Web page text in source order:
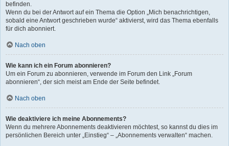
befinden.
Wenn du bei der Antwort auf ein Thema die Option „Mich benachrichtigen,
sobald eine Antwort geschrieben wurde“ aktivierst, wird das Thema ebenfalls
für dich abonniert.
Nach oben
Wie kann ich ein Forum abonnieren?
Um ein Forum zu abonnieren, verwende im Forum den Link „Forum
abonnieren“, der sich meist am Ende der Seite befindet.
Nach oben
Wie deaktiviere ich meine Abonnements?
Wenn du mehrere Abonnements deaktivieren möchtest, so kannst du dies im
persönlichen Bereich unter „Einstieg“ – „Abonnements verwalten“ machen.